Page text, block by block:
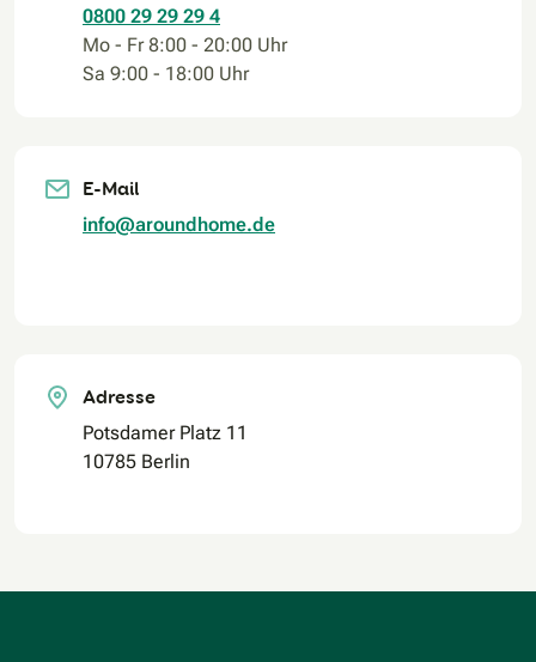
0800 29 29 29 4
Mo - Fr 8:00 - 20:00 Uhr
Sa 9:00 - 18:00 Uhr
E-Mail
info@aroundhome.de
Adresse
Potsdamer Platz 11
10785 Berlin